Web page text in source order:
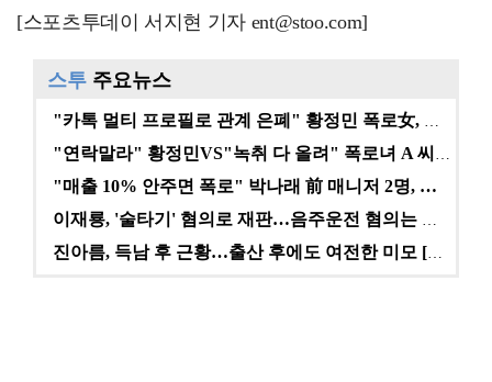
[스포츠투데이 서지현 기자 ent@stoo.com]
스투 주요뉴스
"매출 10% 안주면 폭로" 박나래 前 매니저 2명, …